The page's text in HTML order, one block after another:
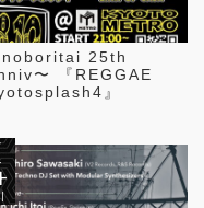
noboritai 25th
〜 『REGGAE
』